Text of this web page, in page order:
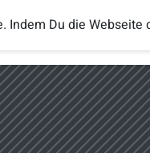
Regeln
Du die